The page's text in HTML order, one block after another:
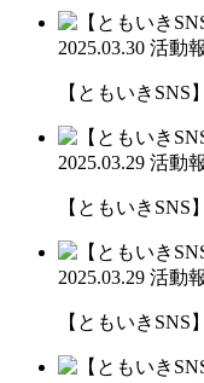
2025.03.30 活動
【ともいき
2025.03.29 活動
【ともいき
2025.03.29 活動
【ともいき